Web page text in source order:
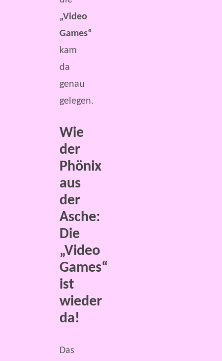
„Video
Games“
kam
da
genau
gelegen.
Wie
der
Phönix
aus
der
Asche:
Die
„Video
Games“
ist
wieder
da!
Das